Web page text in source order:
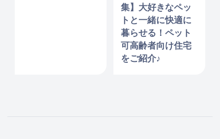
集】大好きなペッ
トと一緒に快適に
暮らせる！ペット
可高齢者向け住宅
をご紹介♪